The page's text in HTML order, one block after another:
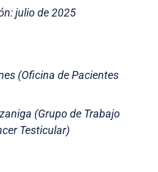
julio de 2025
(Oficina de Pacientes
(Grupo de Trabajo
Testicular)